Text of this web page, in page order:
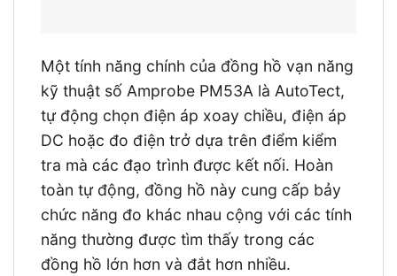
Một tính năng chính của đồng hồ vạn năng
kỹ thuật số Amprobe PM53A là AutoTect,
tự động chọn điện áp xoay chiều, điện áp
DC hoặc đo điện trở dựa trên điểm kiểm
tra mà các đạo trình được kết nối. Hoàn
toàn tự động, đồng hồ này cung cấp bảy
chức năng đo khác nhau cộng với các tính
năng thường được tìm thấy trong các
đồng hồ lớn hơn và đắt hơn nhiều.